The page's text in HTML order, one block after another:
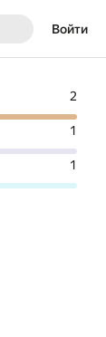
Войти
2
1
1